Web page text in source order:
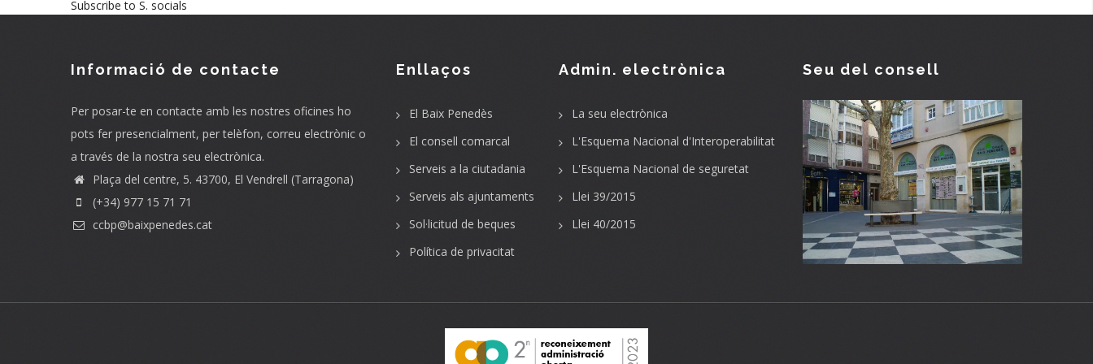
Subscribe to S. socials
Informació de contacte
Per posar-te en contacte amb les nostres oficines ho
pots fer presencialment, per telèfon, correu electrònic o
a través de la nostra seu electrònica.
Plaça del centre, 5. 43700, El Vendrell (Tarragona)
(+34) 977 15 71 71
ccbp@baixpenedes.cat
Enllaços
El Baix Penedès
El consell comarcal
Serveis a la ciutadania
Serveis als ajuntaments
Sol·licitud de beques
Política de privacitat
Admin. electrònica
La seu electrònica
L'Esquema Nacional d'Interoperabilitat
L'Esquema Nacional de seguretat
Llei 39/2015
Llei 40/2015
Seu del consell